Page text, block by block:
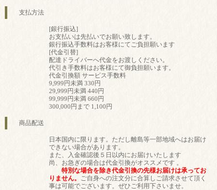
支払方法
[銀行振込]
お支払いは先払いでお願い致します。
銀行振込手数料はお客様にてご負担願います
[代金引替]
配達ドライバーへ代金をお渡しください。
代引き手数料はお客様にて御負担願います。
代金引換額 サービス手数料
9,999円未満 330円
29,999円未満 440円
99,999円未満 660円
300,000円まで 1,100円
商品配送
日本国内に限ります。ただし離島等一部地域へはお届け
できない場合があります。
また、入金確認後５日以内にお届けいたします
尚、お急ぎの場合は代金引換がオススメです 。
特別な場合を除き代金引換の先様お届けは承ってお
りません。
ご自身への注文分に合算しご請求させて頂く
事は可能でございます。ぜひご利用下さいませ。